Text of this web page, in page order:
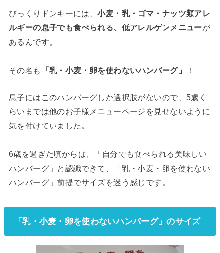
びっくりドンキーには、小麦・乳・ゴマ・ナッツ類アレ
ルギーの息子でも食べられる、低アレルゲンメニューが
あるんです。
その名も 「乳・小麦・卵を使わないハンバーグ」 ！
息子にはこのハンバーグしか選択肢がないので、5歳く
らいまでは他のお子様メニューページを見せないように
気を付けていました。
6歳を過ぎた頃からは、「自分でも食べられる美味しい
ハンバーグ」と認識できて、「乳・小麦・卵を使わない
ハンバーグ」前提でサイズを迷う感じです。
「乳・小麦・卵を使わないハンバーグ」のサイズ